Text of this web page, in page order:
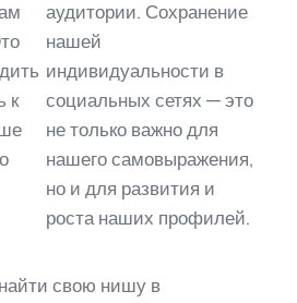
к
аудитории. Сохранение
нашей
индивидуальности в
социальных сетях — это
не только важно для
нашего самовыражения,
но и для развития и
роста наших профилей.
свою нишу в